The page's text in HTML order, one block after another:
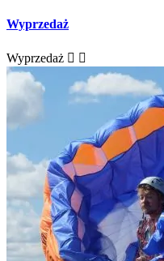
Wyprzedaż
Wyprzedaż  